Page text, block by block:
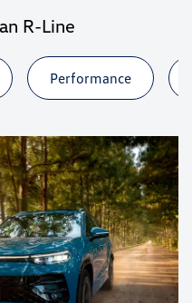
R-Line
Performance